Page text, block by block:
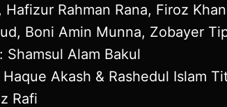
Hafizur Rahman Rana, Firoz
Boni Amin Munna, Zobayer
Shamsul Alam Bakul
Akash & Rashedul Islam
Rafi